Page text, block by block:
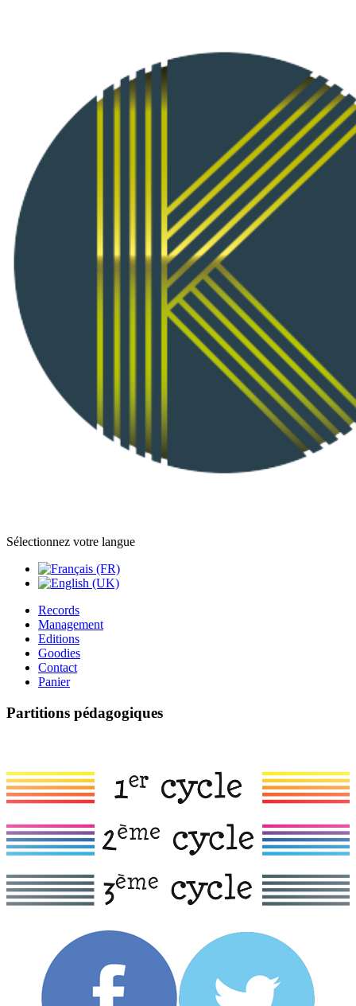
Sélectionnez votre langue
Records
Management
Editions
Goodies
Contact
Panier
Partitions pédagogiques